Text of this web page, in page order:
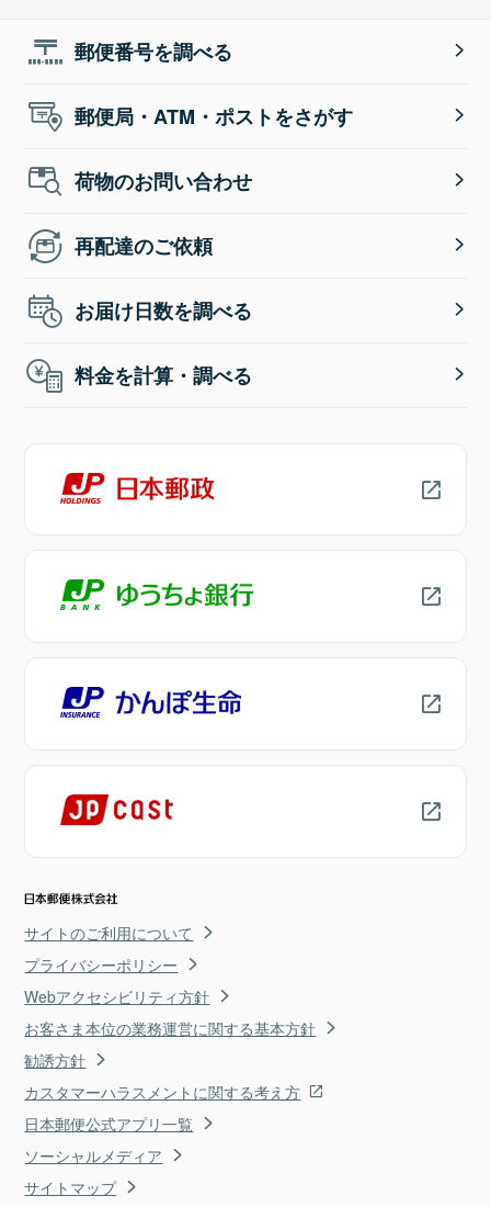
郵便番号を調べる
郵便局・ATM・ポストをさがす
荷物のお問い合わせ
再配達のご依頼
お届け日数を調べる
料金を計算・調べる
サイトのご利用について
プライバシーポリシー
Webアクセシビリティ方針
お客さま本位の業務運営に関する基本方針
勧誘方針
カスタマーハラスメントに関する考え方
日本郵便公式アプリ一覧
ソーシャルメディア
サイトマップ